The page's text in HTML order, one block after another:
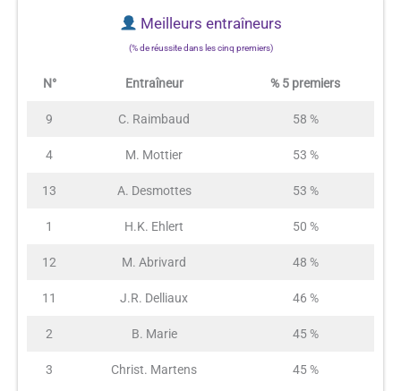
Meilleurs entraîneurs
(% de réussite dans les cinq premiers)
N° Entraîneur % 5 premiers
9 C. Raimbaud 58 %
4 M. Mottier 53 %
13 A. Desmottes 53 %
1 H.K. Ehlert 50 %
12 M. Abrivard 48 %
11 J.R. Delliaux 46 %
2 B. Marie 45 %
3 Christ. Martens 45 %